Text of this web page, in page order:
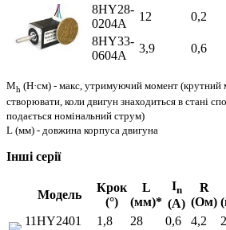
8HY28-
0204A
12 0,2
8HY33-
0604A
3,9 0,6
Mh (Н·см) - макс, утримуючий момент (крутний
створювати, коли двигун знаходиться в стані
подається номінальний струм)
L (мм) - довжина корпуса двигуна
Інші серії
Модель
Крок
(°)
L
(мм)*
In
(A)
R
(Ом)
11HY2401
1,8 28 0,6 4,2